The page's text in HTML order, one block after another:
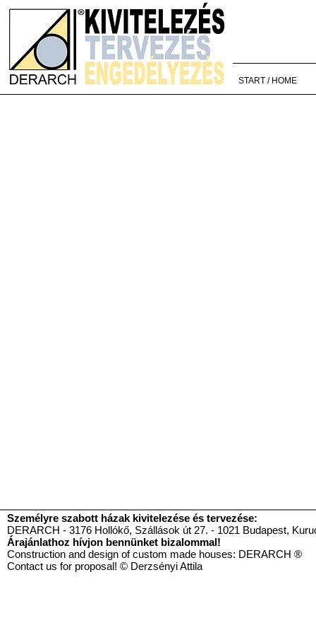
START / HOME
Személyre szabott házak kivitelezése és tervezése:
DERARCH - 3176 Hollókő, Szállások út 27. - 1021 Budapest,
Árajánlathoz hívjon bennünket bizalommal!
Construction and design of custom made houses:
Contact us for proposal! © Derzsényi Attila